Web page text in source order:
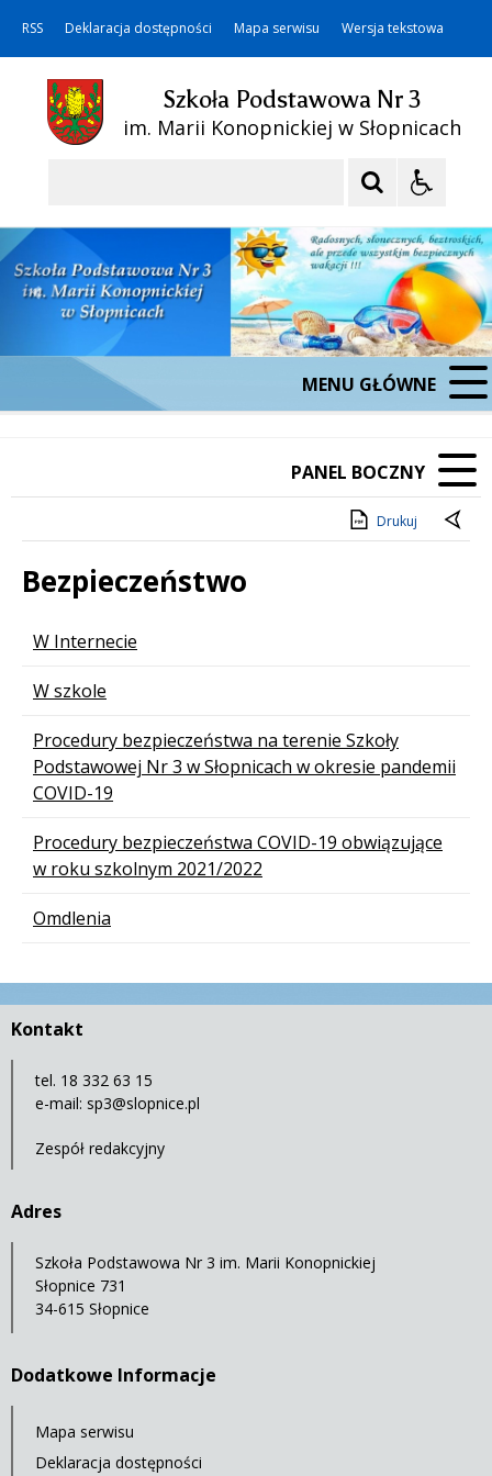
RSS Deklaracja dostępności Mapa serwisu Wersja tekstowa
Szkoła Podstawowa Nr 3
im. Marii Konopnickiej w Słopnicach
MENU GŁÓWNE
PANEL BOCZNY
Drukuj
Bezpieczeństwo
Lista stron
W Internecie
W szkole
Procedury bezpieczeństwa na terenie Szkoły
Podstawowej Nr 3 w Słopnicach w okresie pandemii
COVID-19
Procedury bezpieczeństwa COVID-19 obwiązujące
w roku szkolnym 2021/2022
Omdlenia
Kontakt
tel. 18 332 63 15
e-mail: sp3@slopnice.pl
Zespół redakcyjny
Adres
Szkoła Podstawowa Nr 3 im. Marii Konopnickiej
Słopnice 731
34-615 Słopnice
Dodatkowe Informacje
Mapa serwisu
Deklaracja dostępności